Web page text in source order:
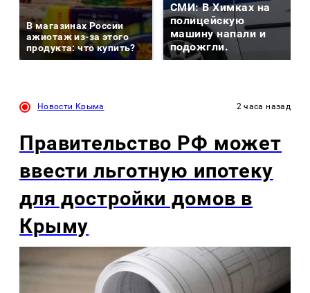
В магазинах России
ажиотаж из-за этого
продукта: что купить?
СМИ: В Химках на
полицейскую
машину напали и
подожгли.
Новости Крыма 2 часа назад
Правительство РФ может
ввести льготную ипотеку
для достройки домов в
Крыму